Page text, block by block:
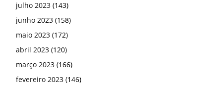
julho 2023 (143)
junho 2023 (158)
maio 2023 (172)
abril 2023 (120)
março 2023 (166)
fevereiro 2023 (146)